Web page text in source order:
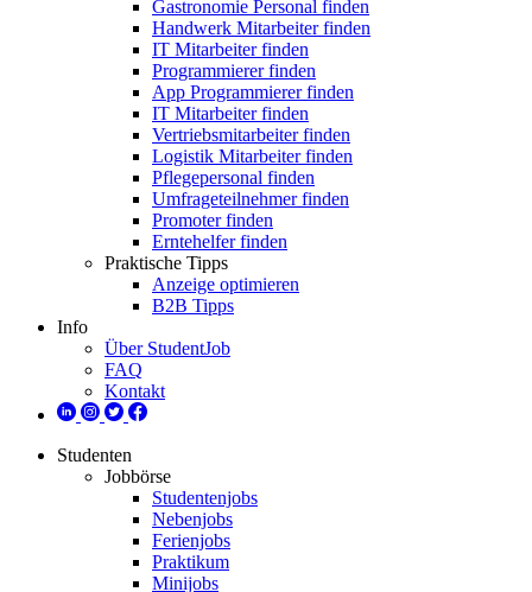
Gastronomie Personal finden
Handwerk Mitarbeiter finden
IT Mitarbeiter finden
Programmierer finden
App Programmierer finden
IT Mitarbeiter finden
Vertriebsmitarbeiter finden
Logistik Mitarbeiter finden
Pflegepersonal finden
Umfrageteilnehmer finden
Promoter finden
Erntehelfer finden
Praktische Tipps
Anzeige optimieren
B2B Tipps
Info
Über StudentJob
FAQ
Kontakt
Studenten
Jobbörse
Studentenjobs
Nebenjobs
Ferienjobs
Praktikum
Minijobs